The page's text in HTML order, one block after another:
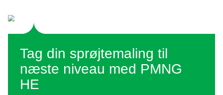
Generering af nitrogen
stedet til sprøjtemaling –